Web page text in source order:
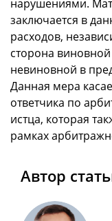
нарушениями.
заключается в
расходов,
сторона
невиновной в
Данная мера
ответчика по
истца, которая
рамках
Автор